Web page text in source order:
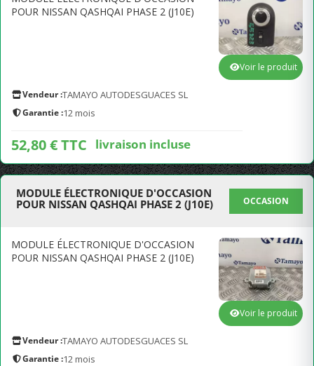
POUR NISSAN QASHQAI PHASE 2 (J10E)
Vendeur :TAMAYO AUTODESGUACES SL
Garantie :12 mois
52,80 € TTC livraison incluse
Voir le produit
MODULE ÉLECTRONIQUE D'OCCASION
POUR NISSAN QASHQAI PHASE 2 (J10E)
OCCASION
MODULE ÉLECTRONIQUE D'OCCASION
POUR NISSAN QASHQAI PHASE 2 (J10E)
Vendeur :TAMAYO AUTODESGUACES SL
Garantie :12 mois
Voir le produit